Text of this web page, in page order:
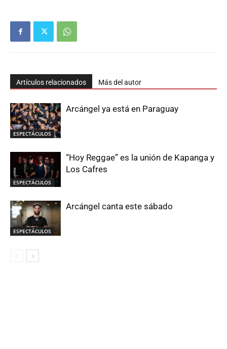
Artículos relacionados Más del autor
ESPECTÁCULOS
Arcángel ya está en Paraguay
ESPECTÁCULOS
“Hoy Reggae” es la unión de Kapanga y
Los Cafres
ESPECTÁCULOS
Arcángel canta este sábado